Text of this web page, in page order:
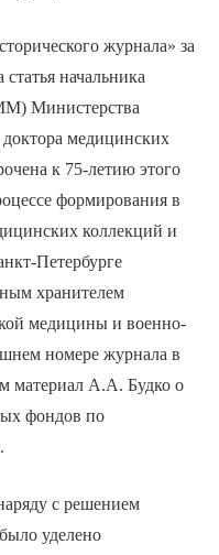
журнала» за
начальника
Министерства
медицинских
к 75-летию этого
формирования в
коллекций и
Петербурге
хранителем
медицины и военно-
номере журнала в
материал А.А. Будко о
фондов по
с решением
уделено